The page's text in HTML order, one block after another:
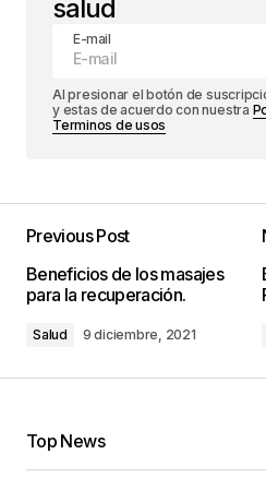
salud
E-mail
Al presionar el botón de
y estas de acuerdo con nuestra
Terminos de usos
Previous Post
Beneficios de los masajes
para la recuperación.
Salud 9 diciembre, 2021
Top News